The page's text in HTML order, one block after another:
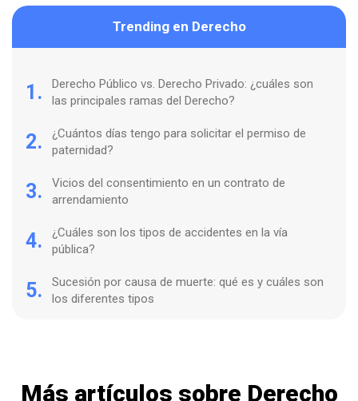
Trending en Derecho
1.
Derecho Público vs. Derecho Privado: ¿cuáles son
las principales ramas del Derecho?
2.
¿Cuántos días tengo para solicitar el permiso de
paternidad?
3.
Vicios del consentimiento en un contrato de
arrendamiento
4.
¿Cuáles son los tipos de accidentes en la vía
pública?
5.
Sucesión por causa de muerte: qué es y cuáles son
los diferentes tipos
Más artículos sobre Derecho